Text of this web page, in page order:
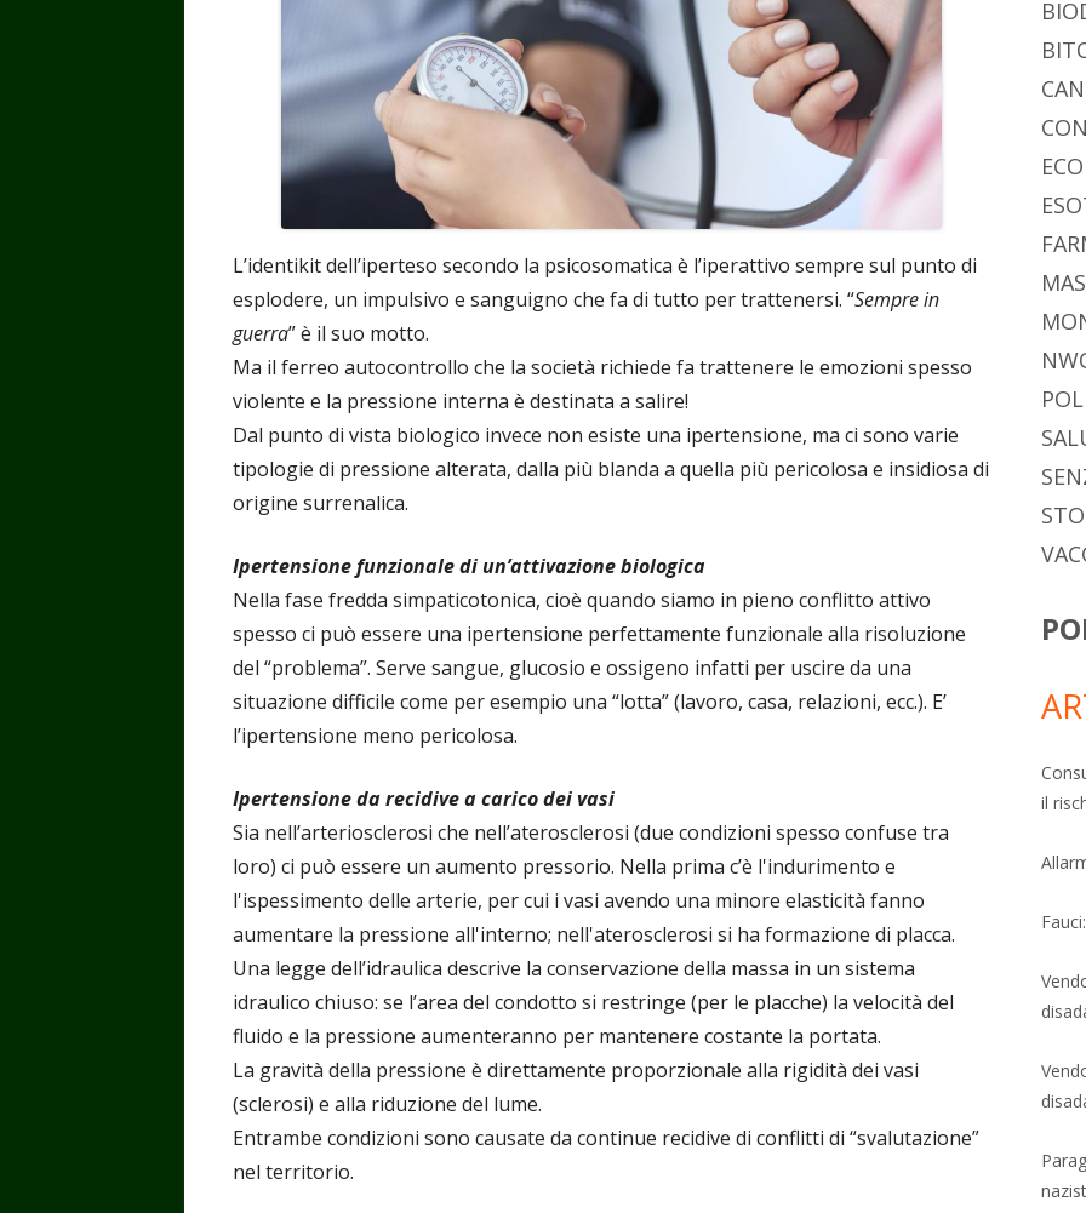
L’identikit dell’iperteso secondo la psicosomatica è l’iperattivo sempre sul punto di
esplodere, un impulsivo e sanguigno che fa di tutto per trattenersi. “Sempre in
guerra” è il suo motto.
Ma il ferreo autocontrollo che la società richiede fa trattenere le emozioni spesso
violente e la pressione interna è destinata a salire!
Dal punto di vista biologico invece non esiste una ipertensione, ma ci sono varie
tipologie di pressione alterata, dalla più blanda a quella più pericolosa e insidiosa di
origine surrenalica.
Ipertensione funzionale di un’attivazione biologica
Nella fase fredda simpaticotonica, cioè quando siamo in pieno conflitto attivo
spesso ci può essere una ipertensione perfettamente funzionale alla risoluzione
del “problema”. Serve sangue, glucosio e ossigeno infatti per uscire da una
situazione difficile come per esempio una “lotta” (lavoro, casa, relazioni, ecc.). E’
l’ipertensione meno pericolosa.
Ipertensione da recidive a carico dei vasi
Sia nell’arteriosclerosi che nell’aterosclerosi (due condizioni spesso confuse tra
loro) ci può essere un aumento pressorio. Nella prima c’è l'indurimento e
l'ispessimento delle arterie, per cui i vasi avendo una minore elasticità fanno
aumentare la pressione all'interno; nell'aterosclerosi si ha formazione di placca.
Una legge dell’idraulica descrive la conservazione della massa in un sistema
idraulico chiuso: se l’area del condotto si restringe (per le placche) la velocità del
fluido e la pressione aumenteranno per mantenere costante la portata.
La gravità della pressione è direttamente proporzionale alla rigidità dei vasi
(sclerosi) e alla riduzione del lume.
Entrambe condizioni sono causate da continue recidive di conflitti di “svalutazione”
nel territorio.
il